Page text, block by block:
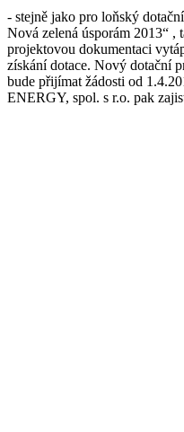
- stejně jako pro loňský
Nová zelená úsporám 2013“
projektovou dokumentaci
získání dotace. Nový dotační
bude přijímat žádosti od
ENERGY, spol. s r.o. pak